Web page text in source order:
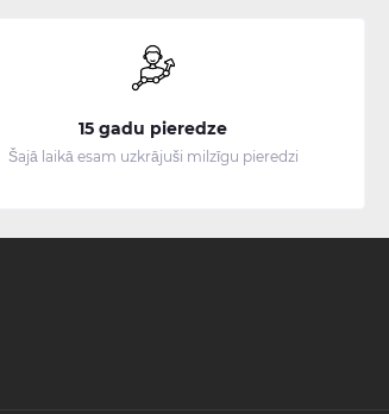
15 gadu pieredze
Šajā laikā esam uzkrājuši milzīgu pieredzi